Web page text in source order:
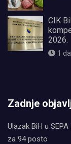
CIK
2026.
1
Zadnje
Ulazak BiH u
za 94 posto